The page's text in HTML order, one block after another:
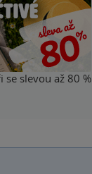
se slevou až 80 %